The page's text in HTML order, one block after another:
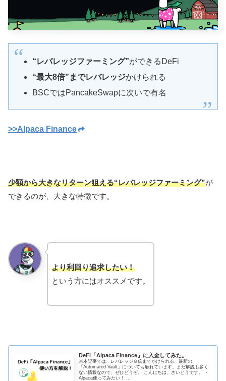
“レバレッジファーミング”ができるDeFi
“最大8倍”までレバレッジかけられる
BSCではPancakeSwapに次いで有名
>>Alpaca Finance
少額から大きなリターン狙える“レバレッジファーミング”が
できるのが、大きな特徴です。
より利回り追求したい！
という方にはオススメです。
DeFi「Alpaca Finance」に入金してみた。
※本記事では、レバレッジ８倍までかけられる、最新の
「Automated Vault」についても触れています。まだ解説も多く
ない情報なので、ぜひどうぞ。 こんにちは、さいとうです。 ・
Alpaca使ってみたい！ ...